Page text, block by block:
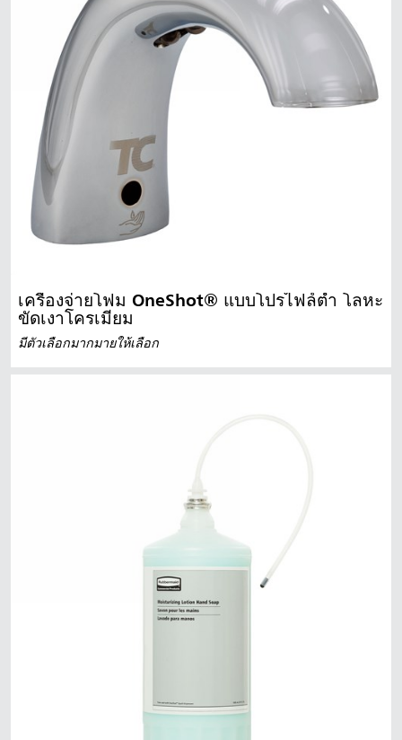
เครื่องจ่ายโฟม OneShot® แบบโปรไฟล์ต่ำ โลหะ
ขัดเงาโครเมียม
มีตัวเลือกมากมายให้เลือก